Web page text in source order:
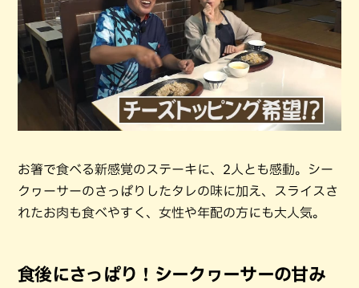
お箸で食べる新感覚のステーキに、2人とも感動。シー
クヮーサーのさっぱりしたタレの味に加え、スライスさ
れたお肉も食べやすく、女性や年配の方にも大人気。
食後にさっぱり！シークヮーサーの甘み